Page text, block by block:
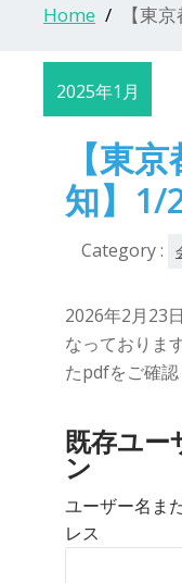
Home 【東
2025年1月
【東
知】1/
Category :
2026年2月23
なっておりま
たpdfをご確
既存ユー
ン
ユーザー名ま
レス